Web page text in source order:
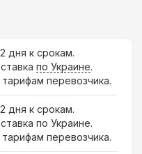
дня к срокам.
по Украине.
перевозчика.
дня к срокам.
по Украине.
перевозчика.